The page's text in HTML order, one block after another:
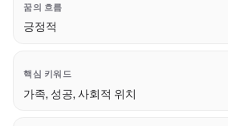
꿈의 흐름
긍정적
핵심 키워드
가족, 성공, 사회적 위치